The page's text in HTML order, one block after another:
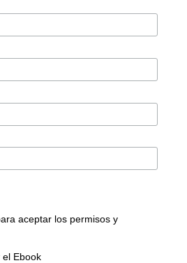
aceptar los permisos y
Ebook